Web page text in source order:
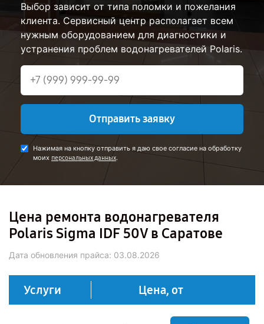
Выбор зависит от типа поломки и пожелания
клиента. Сервисный центр располагает всем
нужным оборудованием для диагностики и
устранения проблем водонагревателей Polaris.
Отправить заявку
Нажимая на кнопку отправить я даю свое согласие на обработку
моих персональных данных.
Цена ремонта водонагревателя
Polaris Sigma IDF 50V в Саратове
Дата обновления прайса: 03.08.2026
Услуги Цена, от